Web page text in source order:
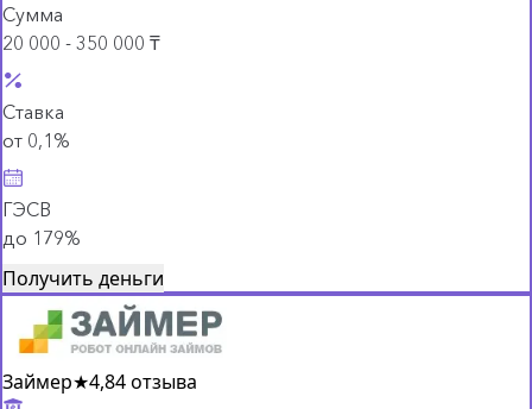
Сумма
20 000 - 350 000 ₸
Ставка
от 0,1%
ГЭСВ
до 179%
Получить деньги
Займер★4,84 отзыва